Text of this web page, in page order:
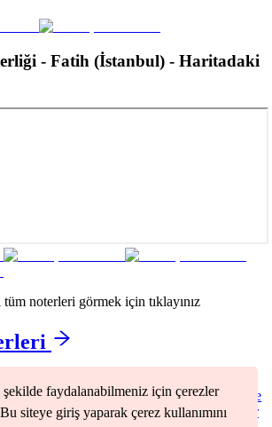
faydalanabilmeniz için çerezler
siteye giriş yaparak çerez kullanımını
- Fatih (İstanbul) - Haritadaki
noterleri görmek için tıklayınız
)Fatih(2)Kadıköy(2)Kartal(1) Küçükçekmece
(1)Silivri( 1)Şişli(2)Sultangazi(1)üsküdar